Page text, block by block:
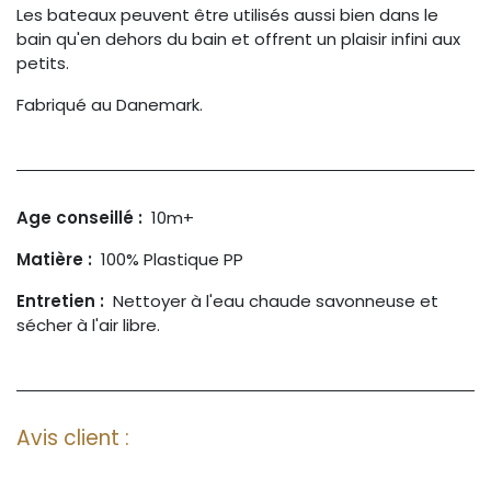
Les bateaux peuvent être utilisés aussi bien dans le
bain qu'en dehors du bain et offrent un plaisir infini aux
petits.
Fabriqué au Danemark.
Age conseillé : 10m+
Matière : 100% Plastique PP
Entretien : Nettoyer à l'eau chaude savonneuse et
sécher à l'air libre.
Avis client :